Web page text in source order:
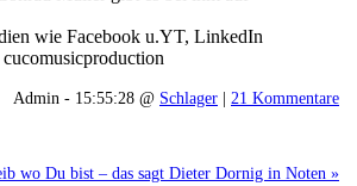
wie Facebook u.YT, LinkedIn
Admin - 15:55:28 @ Schlager | 21 Kommentare
wo Du bist – das sagt Dieter Dornig in Noten »